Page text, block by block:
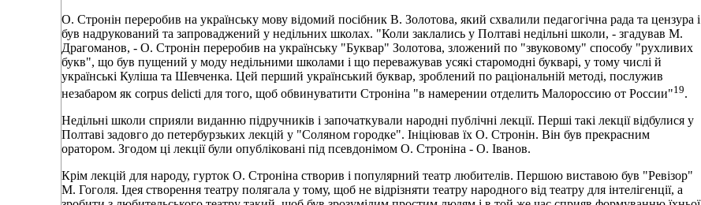
О. Стронін переробив на українську мову відомий посібник В. Золотова, який схвалили педагогічна рада та цензура і
був надрукований та запроваджений у недільних школах. "Коли заклались у Полтаві недільні школи, - згадував М.
Драгоманов, - О. Стронін переробив на українську "Буквар" Золотова, зложений по "звуковому" способу "рухливих
букв", що був пущений у моду недільними школами і що переважував усякі старомодні букварі, у тому числі й
українські Куліша та Шевченка. Цей перший український буквар, зроблений по раціональній методі, послужив
незабаром як corpus delicti для того, щоб обвинуватити Строніна "в намерении отделить Малороссию от России"19.
Недільні школи сприяли виданню підручників і започаткували народні публічні лекції. Перші такі лекції відбулися у
Полтаві задовго до петербурзьких лекцій у "Соляном городке". Ініціював їх О. Стронін. Він був прекрасним
оратором. Згодом ці лекції були опубліковані під псевдонімом О. Строніна - О. Іванов.
Крім лекцій для народу, гурток О. Строніна створив і популярний театр любителів. Першою виставою був "Ревізор"
М. Гоголя. Ідея створення театру полягала у тому, щоб не відрізняти театру народного від театру для інтелігенції, а